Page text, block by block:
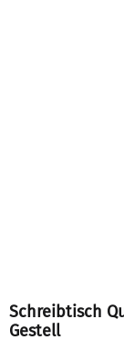
Schreibtisch
Gestell